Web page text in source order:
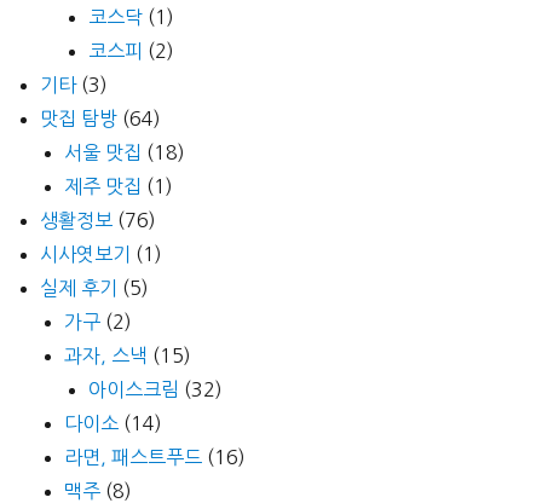
코스닥 (1)
코스피 (2)
기타(3)
맛집 탐방 (64)
서울 맛집 (18)
제주 맛집 (1)
생활정보 (76)
시사엿보기
(1)
실제 후기
(5)
가구 (2)
과자, 스낵 (15)
아이스크림 (32)
다이소 (14)
라면, 패스트푸드 (16)
맥주 (8)